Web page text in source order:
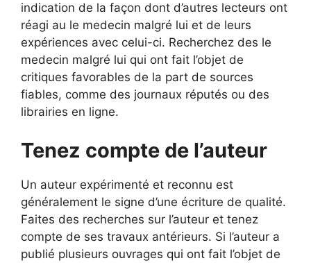
indication de la façon dont d’autres lecteurs ont
réagi au le medecin malgré lui et de leurs
expériences avec celui-ci. Recherchez des le
medecin malgré lui qui ont fait l’objet de
critiques favorables de la part de sources
fiables, comme des journaux réputés ou des
librairies en ligne.
Tenez compte de l’auteur
Un auteur expérimenté et reconnu est
généralement le signe d’une écriture de qualité.
Faites des recherches sur l’auteur et tenez
compte de ses travaux antérieurs. Si l’auteur a
publié plusieurs ouvrages qui ont fait l’objet de